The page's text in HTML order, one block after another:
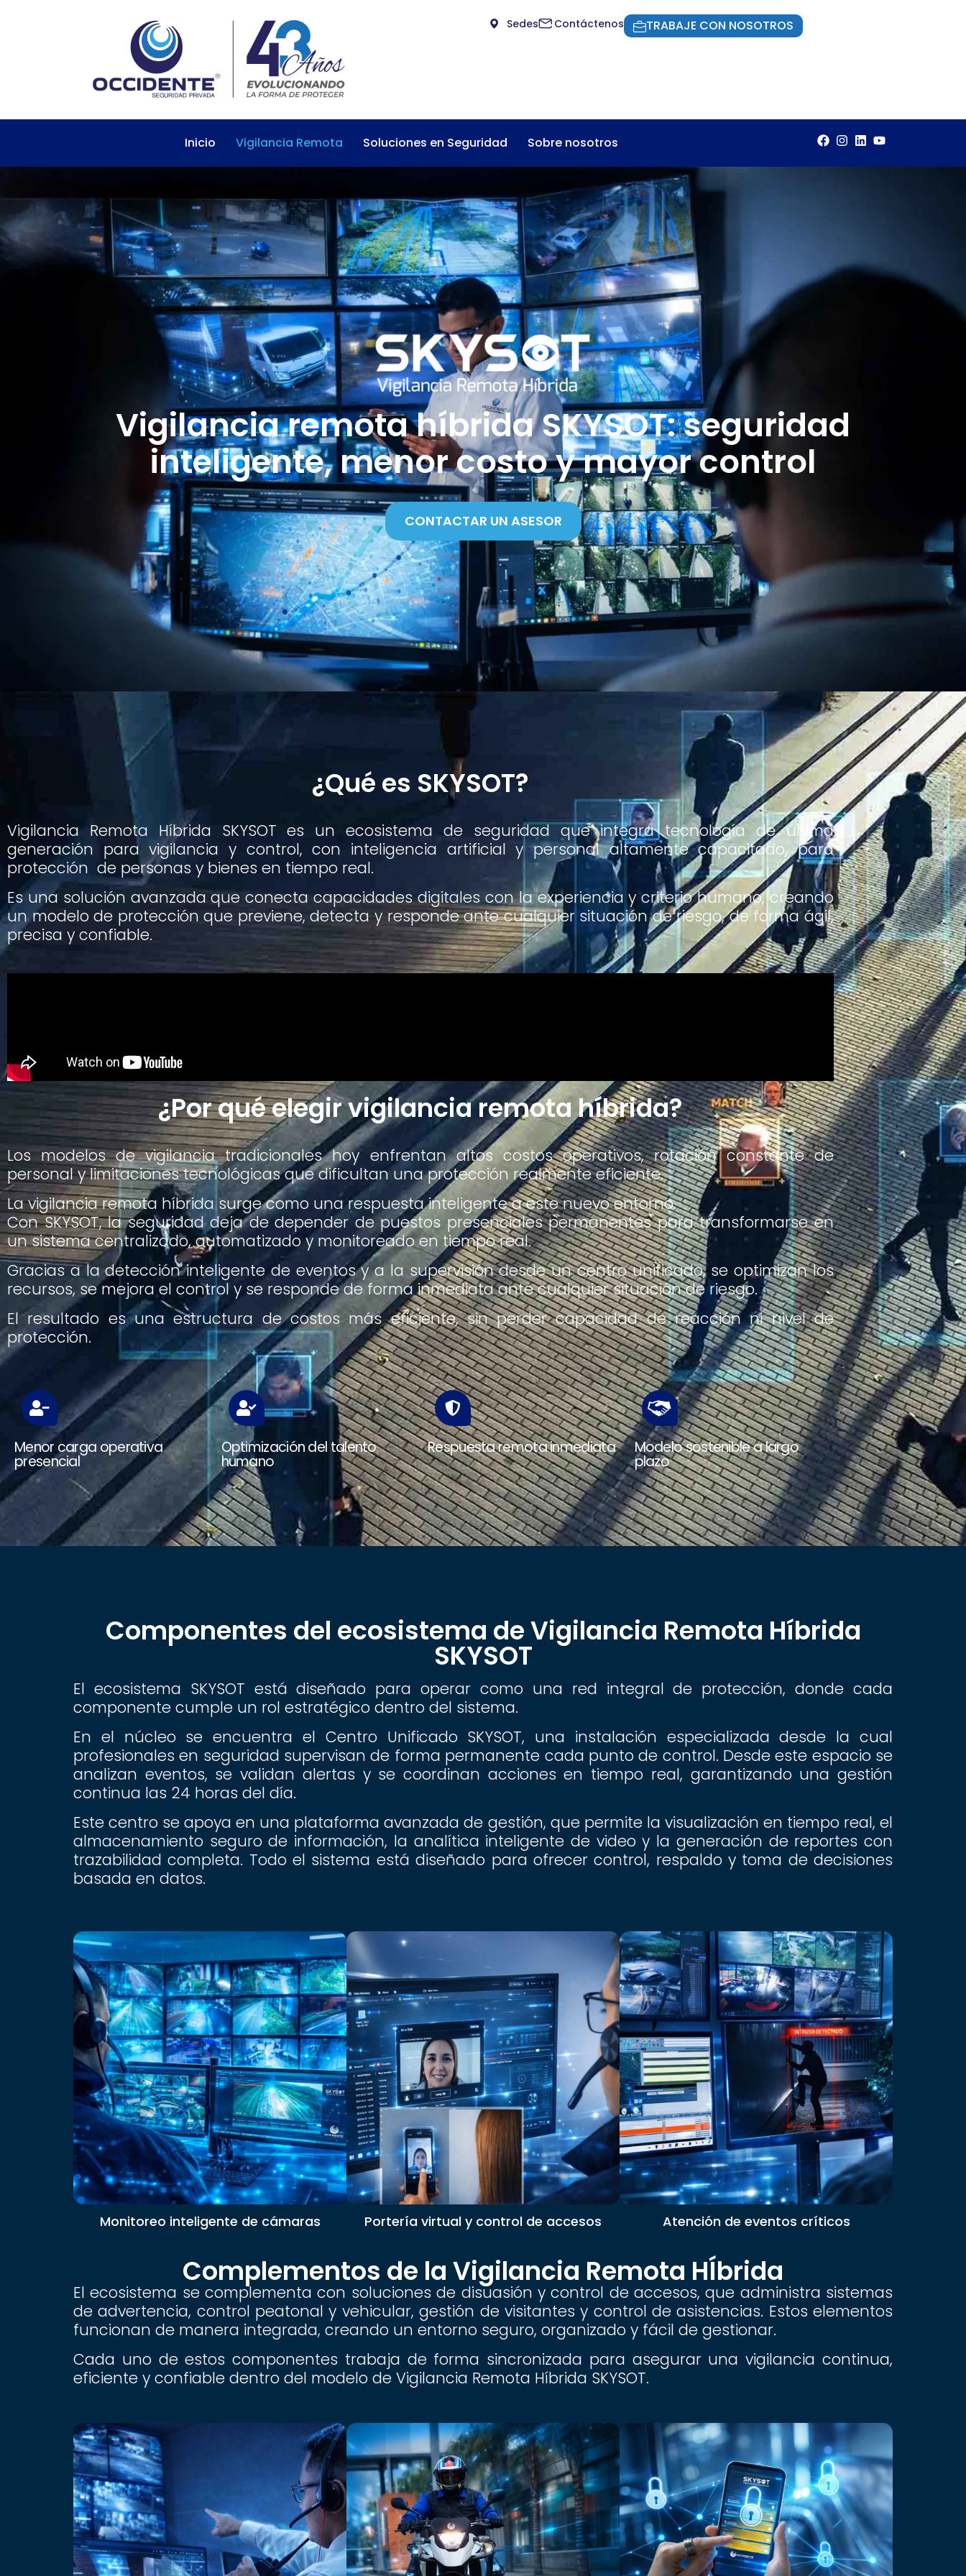
Sedes Contáctenos TRABAJE CON NOSOTROS
Inicio Vigilancia Remota Soluciones en Seguridad Sobre nosotros
Vigilancia remota híbrida SKYSOT: seguridad
inteligente, menor costo y mayor control
CONTACTAR UN ASESOR
¿Qué es SKYSOT?
Vigilancia Remota Híbrida SKYSOT es un ecosistema de seguridadque integra tecnología de última
generación para vigilancia y control, con inteligencia artificial y personal altamente capacitado, para
protección de personas y bienes en tiempo real.
Es una solución avanzada que conecta capacidades digitales con la experiencia y criterio humano, creando
un modelo de protección que previene, detecta y responde ante cualquier situación de riesgo, de forma ágil,
precisa y confiable.
¿Por qué elegir vigilancia remota híbrida?
Los modelos de vigilancia tradicionales hoy enfrentan altos costos operativos, rotación constante de
personal y limitaciones tecnológicas que dificultan una protección realmente eficiente.
La vigilancia remota híbrida surge como una respuesta inteligente a este nuevo entorno.
Con SKYSOT, la seguridad deja de depender de puestos presenciales permanentes para transformarse en
un sistema centralizado, automatizado y monitoreado en tiempo real.
Gracias a la detección inteligente de eventos y a la supervisión desde un centro unificado, se optimizan los
recursos, se mejora el control y se responde de forma inmediata ante cualquier situación de riesgo.
El resultado es una estructura de costos más eficiente, sin perder capacidad de reacción ni nivel de
protección.
Menor carga operativa
presencial
Optimización del talento
humano
Respuesta remota inmediata Modelo sostenible a largo
plazo
Componentes del ecosistema de Vigilancia Remota Híbrida
SKYSOT
El ecosistema SKYSOT está diseñado para operar como una red integral de protección, donde cada
componente cumple un rol estratégico dentro del sistema.
En el núcleo se encuentra el Centro Unificado SKYSOT, una instalación especializada desde la cual
profesionales en seguridad supervisan de forma permanente cada punto de control. Desde este espacio se
analizan eventos, se validan alertas y se coordinan acciones en tiempo real, garantizando una gestión
continua las 24 horas del día.
Este centro se apoya en una plataforma avanzada de gestión, que permite la visualización en tiempo real, el
almacenamiento seguro de información, la analítica inteligente de video y la generación de reportes con
trazabilidad completa. Todo el sistema está diseñado para ofrecer control, respaldo y toma de decisiones
basada en datos.
Monitoreo inteligente de cámaras Portería virtual y control de accesos Atención de eventos críticos
Complementos de la Vigilancia Remota HÍbrida
El ecosistema se complementa con soluciones de disuasión y control de accesos, que administra sistemas
de advertencia, control peatonal y vehicular, gestión de visitantes y control de asistencias. Estos elementos
funcionan de manera integrada, creando un entorno seguro, organizado y fácil de gestionar.
Cada uno de estos componentes trabaja de forma sincronizada para asegurar una vigilancia continua,
eficiente y confiable dentro del modelo de Vigilancia Remota Híbrida SKYSOT.